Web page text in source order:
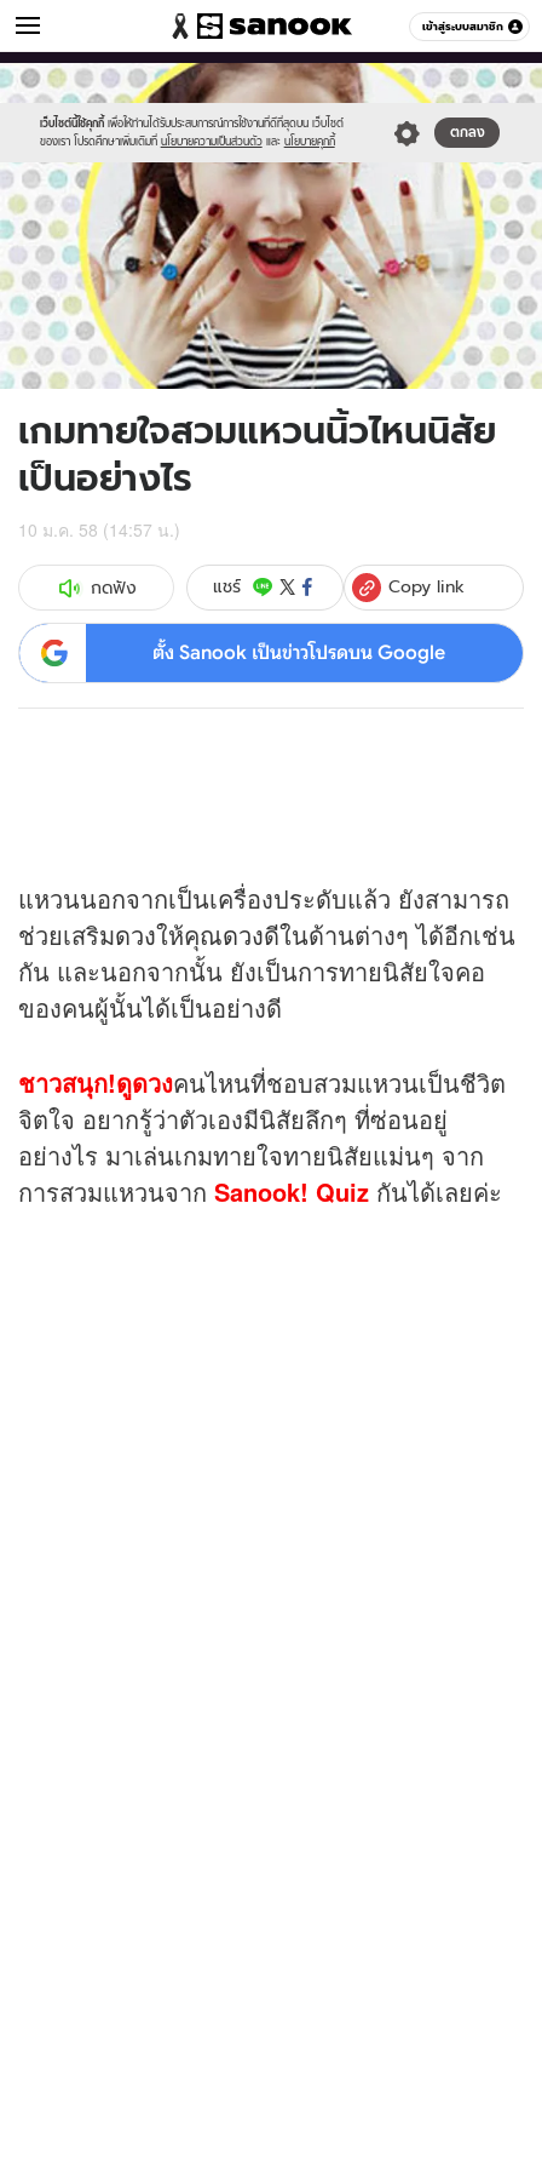
เข้าสู่ระบบสมาชิก
ดูดวง หมวดอื่นๆ
เว็บไซต์นี้ใช้คุกกี้ เพื่อให้ท่านได้รับประสบการณ์การใช้งานที่ดีที่สุดบน เว็บไซต์
ของเรา โปรดศึกษาเพิ่มเติมที่ นโยบายความเป็นส่วนตัว และ นโยบายคุกกี้
ตกลง
Sanook
//s.isanook.com/sr/0/images/logo-
new-
sanook.png
600
60
//s.isanook.com/ho/0/ud/12/62437/wannm.jpg
เกมทายใจสวมแหวนนิ้วไหนนิสัย
เป็นอย่างไร
10 ม.ค. 58 (14:57 น.)
กดฟัง แชร์ Copy link
ตั้ง Sanook เป็นข่าวโปรดบน Google
แหวนนอกจากเป็นเครื่องประดับแล้ว ยังสามารถ
ช่วยเสริมดวงให้คุณดวงดีในด้านต่างๆ ได้อีกเช่น
กัน และนอกจากนั้น ยังเป็นการทายนิสัยใจคอ
ของคนผู้นั้นได้เป็นอย่างดี
ชาวสนุก!ดูดวงคนไหนที่ชอบสวมแหวนเป็นชีวิต
จิตใจ อยากรู้ว่าตัวเองมีนิสัยลึกๆ ที่ซ่อนอยู่
อย่างไร มาเล่นเกมทายใจทายนิสัยแม่นๆ จาก
การสวมแหวนจาก Sanook! Quiz กันได้เลยค่ะ